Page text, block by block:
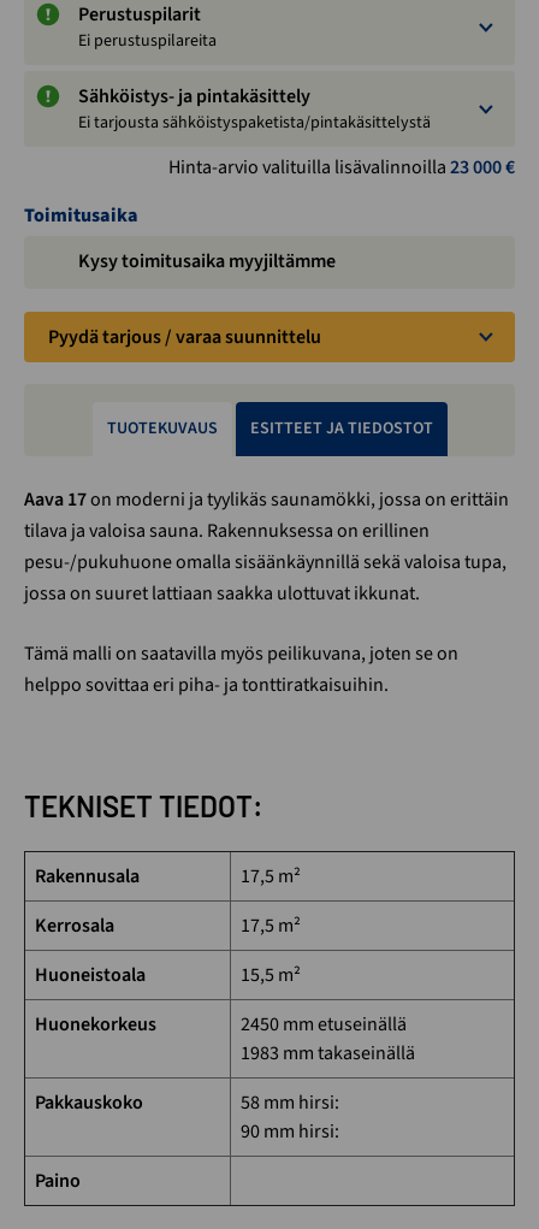
Perustuspilarit
Ei perustuspilareita
Sähköistys- ja pintakäsittely
Ei tarjousta sähköistyspaketista/pintakäsittelystä
Hinta-arvio valituilla lisävalinnoilla23 000€
Toimitusaika
Kysy toimitusaika myyjiltämme
Pyydä tarjous / varaa suunnittelu
TUOTEKUVAUS ESITTEET JA TIEDOSTOT
Aava 17on moderni ja tyylikäs saunamökki, jossa on erittäin
tilava ja valoisa sauna. Rakennuksessa on erillinen
pesu-/pukuhuone omalla sisäänkäynnillä sekä valoisa tupa,
jossa on suuret lattiaan saakka ulottuvat ikkunat.
Tämä malli on saatavilla myös peilikuvana, joten se on
helppo sovittaa eri piha- ja tonttiratkaisuihin.
TEKNISET TIEDOT:
Rakennusala
17,5 m²
Kerrosala
17,5 m²
Huoneistoala
15,5 m²
Huonekorkeus
2450 mm etuseinällä
1983 mm takaseinällä
Pakkauskoko
58 mm hirsi:
90 mm hirsi:
Paino